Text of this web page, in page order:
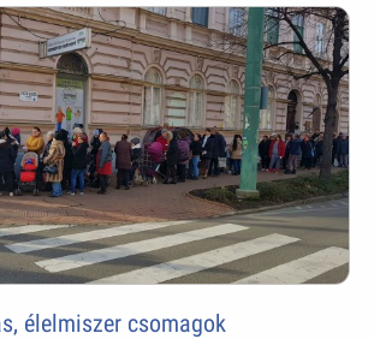
élelmiszer csomagok